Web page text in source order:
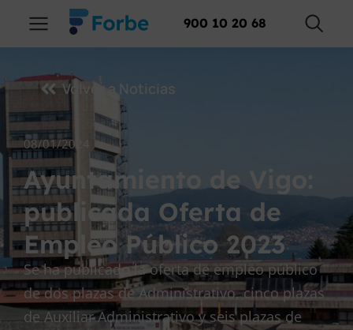
900 10 20 68
Volver a Noticias
08/01/2024
Ayuntamiento de Vigo:
publicada Oferta de
Empleo Público 2023
Se ha publicado la oferta de empleo público
de dos plazas de Administrativo, cinco plazas
de Auxiliar Administrativo y seis plazas de